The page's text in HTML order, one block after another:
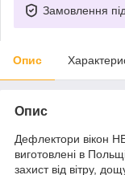
Замовлення
Опис
Опис
Дефлектори вікон
виготовлені в
захист від вітру,